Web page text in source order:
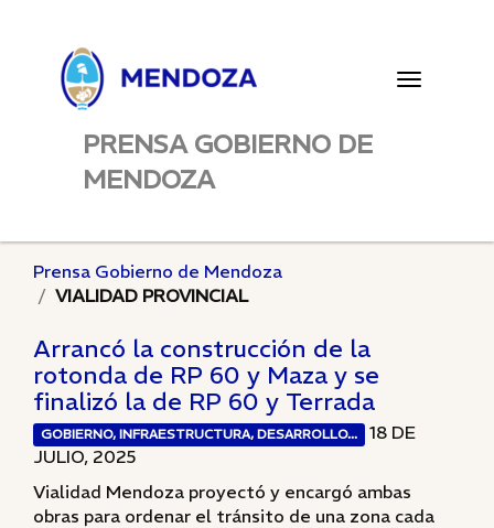
Toggle
PRENSA GOBIERNO DE
MENDOZA
Prensa Gobierno de Mendoza
VIALIDAD PROVINCIAL
Arrancó la construcción de la
rotonda de RP 60 y Maza y se
finalizó la de RP 60 y Terrada
GOBIERNO, INFRAESTRUCTURA, DESARROLLO...
18 DE
JULIO, 2025
Vialidad Mendoza proyectó y encargó ambas
obras para ordenar el tránsito de una zona cada